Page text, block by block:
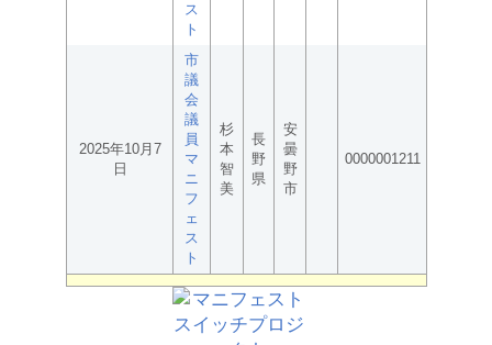
ス
ト
2025年10月7
日
市
議
会
議
員
マ
ニ
フ
ェ
ス
ト
杉
本
智
美
長
野
県
安
曇
野
市
0000001211